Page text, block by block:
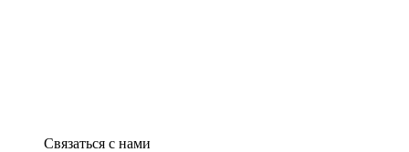
Связаться с нами